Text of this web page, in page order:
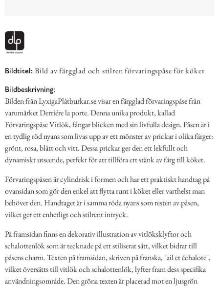
Bildtitel: Bild av färgglad och stilren förvaringspåse för köket
Bildbeskrivning:
Bilden från LyxigaPlåtburkar.se visar en färgglad förvaringspåse från
varumärket Derriére la porte. Denna unika produkt, kallad
Förvaringspåse Vitlök, fångar blicken med sin livfulla design. Påsen är i
en tydlig röd nyans som livas upp av ett mönster av prickar i olika färger:
grönt, rosa, blått och vitt. Dessa prickar ger den ett lekfullt och
dynamiskt utseende, perfekt för att tillföra ett stänk av färg till köket.
Förvaringspåsen är cylindrisk i formen och har ett praktiskt handtag på
ovansidan som gör den enkel att flytta runt i köket eller varthelst man
behöver den. Handtaget är i samma röda nyans som resten av påsen,
vilket ger ett enhetligt och stilrent intryck.
På framsidan finns en dekorativ illustration av vitlöksklyftor och
schalottenlök som är tecknade på ett stiliserat sätt, vilket bidrar till
påsens charm. Texten på framsidan, skriven på franska, "ail et échalote",
vilket översätts till vitlök och schalottenlök, lyfter fram dess specifika
användningsområde. Den gröna texten är placerad mot en ljusgrön